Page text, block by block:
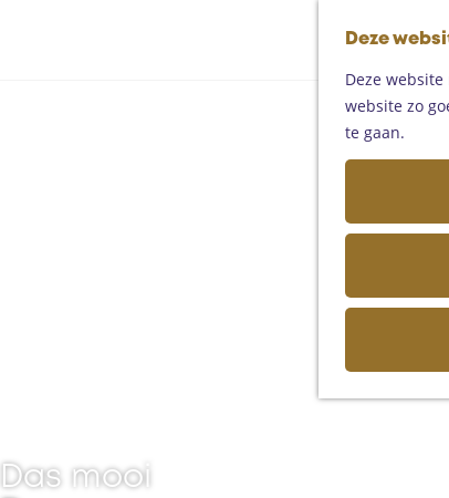
Deze
Deze
website zo
te gaan.
Das mooi